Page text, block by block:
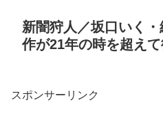
新闇狩人／坂口いく
作が21年の時を超え
スポンサーリンク